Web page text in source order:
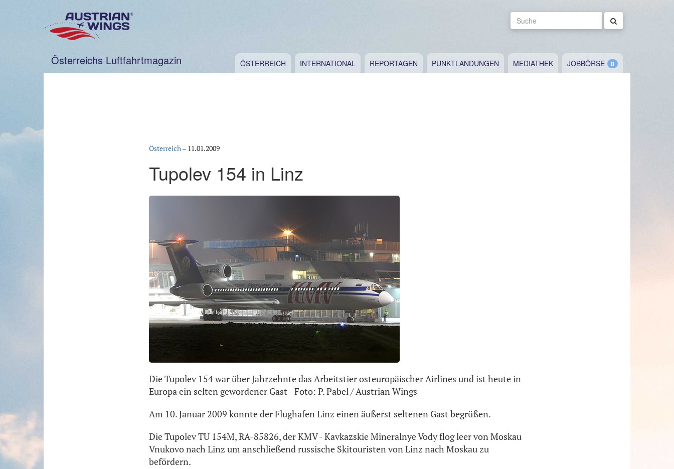
Suche
Österreichs Luftfahrtmagazin ÖSTERREICH INTERNATIONAL REPORTAGEN PUNKTLANDUNGEN MEDIATHEK JOBBÖRSE
Österreich– 11.01.2009
Tupolev 154 in Linz
Die Tupolev 154 war über Jahrzehnte das Arbeitstier osteuropäischer Airlines und ist heute in
Europa ein selten gewordener Gast - Foto: P. Pabel / Austrian Wings
Am 10. Januar 2009 konnte der Flughafen Linz einen äußerst seltenen Gast begrüßen.
Die Tupolev TU 154M, RA-85826, der KMV - Kavkazskie Mineralnye Vody flog leer von Moskau
Vnukovo nach Linz um anschließend russische Skitouristen von Linz nach Moskau zu
befördern.